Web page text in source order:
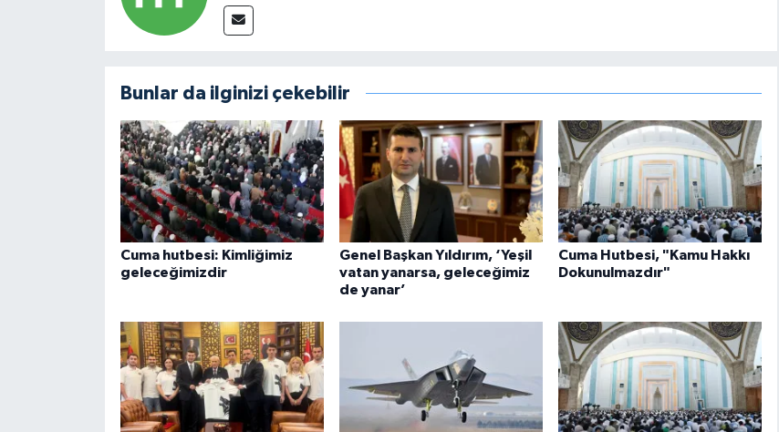
Bunlar da ilginizi çekebilir
Cuma hutbesi: Kimliğimiz
geleceğimizdir
Genel Başkan Yıldırım, ‘Yeşil
vatan yanarsa, geleceğimiz
de yanar’
Cuma Hutbesi, "Kamu Hakkı
Dokunulmazdır"